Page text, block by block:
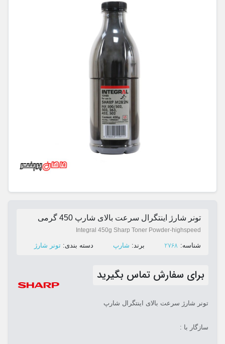
تونر شارژ اینتگرال سرعت بالای شارپ 450 گرمی
Integral 450g Sharp Toner Powder-highspeed
ﺷﻨﺎﺳﻪ: 2768 ﺑﺮﻧﺪ: شارپ ﺩﺳﺘﻪ ﺑﻨﺪی: تونر شارژ
برای سفارش تماس بگیرید
تونر شارژ سرعت بالای اینتگرال شارپ
سازگار با :